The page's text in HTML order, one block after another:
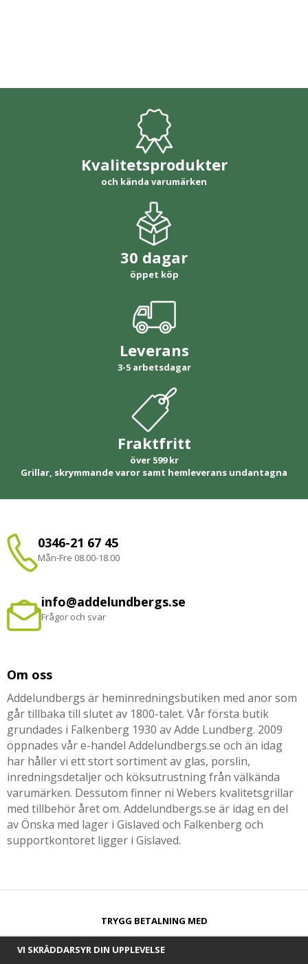
Kvalitetsprodukter
och kända varumärken
30 dagar
öppet köp
Leverans
3-5 arbetsdagar
Fraktfritt
över 599 kr
Grillar, skrymmande varor samt hemleverans undantagna
0346-21 67 45
Mån-Fre 08.00-18.00
info@addelundbergs.se
Frågor och svar
Om oss
Addelundbergs är heminredningsbutiken med anor som
går tillbaka till slutet av 1800-talet. Vår första butik
grundades i Falkenberg 1930 av Adde Lundberg. 2009
öppnades vår e-handel Addelundbergs.se och än idag
har håller vi ett stort sortiment av glas, porslin,
inredningsdetaljer och köksutrustning från välkända
varumärken. Dessutom finner ni Webers kvalitetsgrillar
med tillbehör året om. Addelundbergs.se är idag en del
av Önska med lager i Gislaved och Falkenberg och
supportkontoret ligger i Gislaved.
TRYGG BETALNING MED​
VI SKRÄDDARSYR DIN UPPLEVELSE